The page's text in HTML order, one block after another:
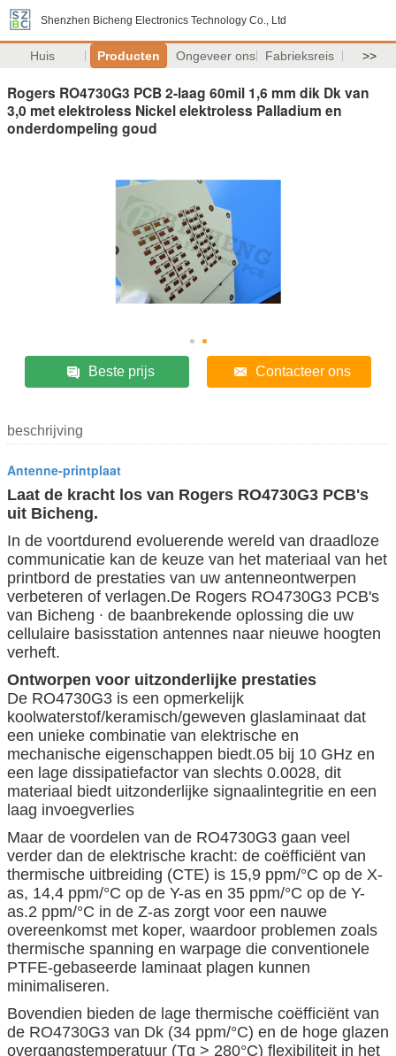
Shenzhen Bicheng Electronics Technology Co., Ltd
Huis Producten Ongeveer ons Fabrieksreis >>
Rogers RO4730G3 PCB 2-laag 60mil 1,6 mm dik Dk van
3,0 met elektroless Nickel elektroless Palladium en
onderdompeling goud
Beste prijs Contacteer ons
beschrijving
Antenne-printplaat
Laat de kracht los van Rogers RO4730G3 PCB's
uit Bicheng.
In de voortdurend evoluerende wereld van draadloze
communicatie kan de keuze van het materiaal van het
printbord de prestaties van uw antenneontwerpen
verbeteren of verlagen.De Rogers RO4730G3 PCB's
van Bicheng ∙ de baanbrekende oplossing die uw
cellulaire basisstation antennes naar nieuwe hoogten
verheft.
Ontworpen voor uitzonderlijke prestaties
De RO4730G3 is een opmerkelijk
koolwaterstof/keramisch/geweven glaslaminaat dat
een unieke combinatie van elektrische en
mechanische eigenschappen biedt.05 bij 10 GHz en
een lage dissipatiefactor van slechts 0.0028, dit
materiaal biedt uitzonderlijke signaalintegritie en een
laag invoegverlies
Maar de voordelen van de RO4730G3 gaan veel
verder dan de elektrische kracht: de coëfficiënt van
thermische uitbreiding (CTE) is 15,9 ppm/°C op de X-
as, 14,4 ppm/°C op de Y-as en 35 ppm/°C op de Y-
as.2 ppm/°C in de Z-as zorgt voor een nauwe
overeenkomst met koper, waardoor problemen zoals
thermische spanning en warpage die conventionele
PTFE-gebaseerde laminaat plagen kunnen
minimaliseren.
Bovendien bieden de lage thermische coëfficiënt van
de RO4730G3 van Dk (34 ppm/°C) en de hoge glazen
overgangstemperatuur (Tg > 280°C) flexibiliteit in het